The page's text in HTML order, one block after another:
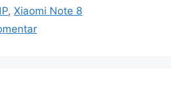
, Xiaomi Note 8